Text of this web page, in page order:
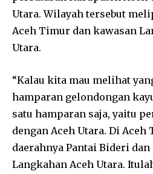
Utara. Wilayah tersebut
Aceh Timur dan kawasan
Utara.
“Kalau kita mau melihat
hamparan gelondongan
satu hamparan saja, yaitu
dengan Aceh Utara. Di Aceh
daerahnya Pantai Bideri
Langkahan Aceh Utara.